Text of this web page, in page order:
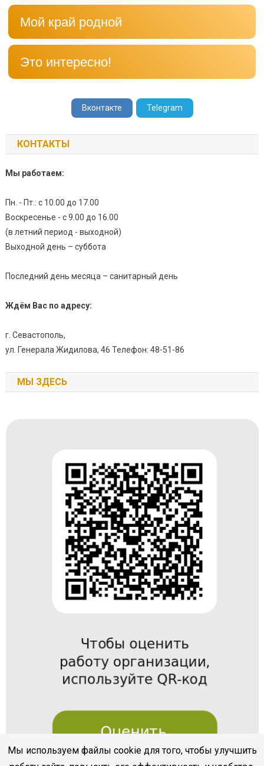
Мой край родной
Это интересно!
Вконтакте Telegram
КОНТАКТЫ
Мы работаем:
Пн. - Пт.: с 10.00 до 17.00
Воскресенье - с 9.00 до 16.00
(в летний период - выходной)
Выходной день – суббота
Последний день месяца – санитарный день
Ждём Вас по адресу:
г. Севастополь,
ул. Генерала Жидилова, 46 Телефон: 48-51-86
МЫ ЗДЕСЬ
Мы используем файлы cookie для того, чтобы улучшить